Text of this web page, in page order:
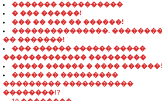
������� ����������
� ��� ������!
��� �� ��� �� ������!
���������������.
�� �������!
��� ������ ������ �����
������������� ���������
����� ������ � ���� ������!
����� �� ���������
��������� �����������
��������!?